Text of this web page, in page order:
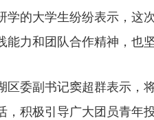
学的大学生纷纷表示，这
能力和团队合作精神，也
区委副书记窦超群表示，
，积极引导广大团员青年